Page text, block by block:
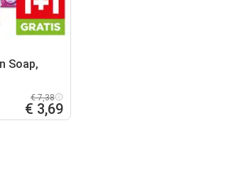
Soap,
€ 7,38
€ 3,69